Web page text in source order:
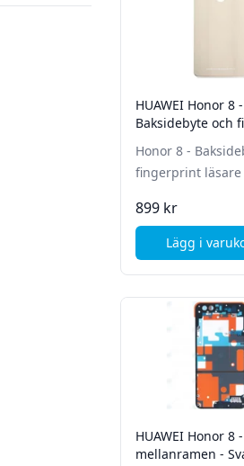
HUAWEI Honor 8 -
Baksidebyte och
Honor 8 -
fingerprint läsare
899 kr I
Lägg i ,
HUAWEI Honor 8